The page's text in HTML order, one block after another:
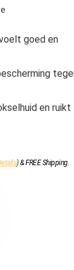
goed en
en ruikt
)&FREE Shipping.